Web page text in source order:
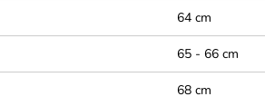
64 cm
65 - 66 cm
68 cm